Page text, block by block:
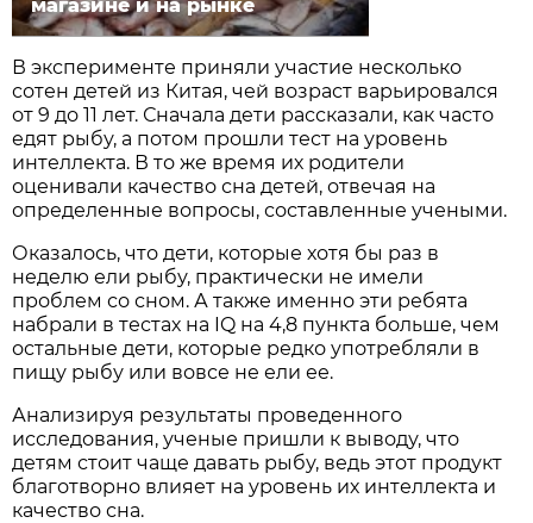
магазине и на рынке
В эксперименте приняли участие несколько
сотен детей из Китая, чей возраст варьировался
от 9 до 11 лет. Сначала дети рассказали, как часто
едят рыбу, а потом прошли тест на уровень
интеллекта. В то же время их родители
оценивали качество сна детей, отвечая на
определенные вопросы, составленные учеными.
Оказалось, что дети, которые хотя бы раз в
неделю ели рыбу, практически не имели
проблем со сном. А также именно эти ребята
набрали в тестах на IQ на 4,8 пункта больше, чем
остальные дети, которые редко употребляли в
пищу рыбу или вовсе не ели ее.
Анализируя результаты проведенного
исследования, ученые пришли к выводу, что
детям стоит чаще давать рыбу, ведь этот продукт
благотворно влияет на уровень их интеллекта и
качество сна.